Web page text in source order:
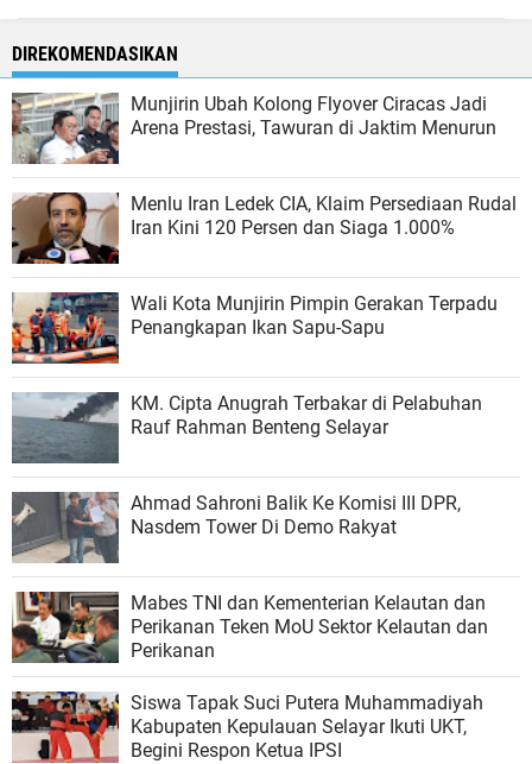
DIREKOMENDASIKAN
Munjirin Ubah Kolong Flyover Ciracas Jadi
Arena Prestasi, Tawuran di Jaktim Menurun
Menlu Iran Ledek CIA, Klaim Persediaan Rudal
Iran Kini 120 Persen dan Siaga 1.000%
Wali Kota Munjirin Pimpin Gerakan Terpadu
Penangkapan Ikan Sapu-Sapu
KM. Cipta Anugrah Terbakar di Pelabuhan
Rauf Rahman Benteng Selayar
Ahmad Sahroni Balik Ke Komisi III DPR,
Nasdem Tower Di Demo Rakyat
Mabes TNI dan Kementerian Kelautan dan
Perikanan Teken MoU Sektor Kelautan dan
Perikanan
Siswa Tapak Suci Putera Muhammadiyah
Kabupaten Kepulauan Selayar Ikuti UKT,
Begini Respon Ketua IPSI